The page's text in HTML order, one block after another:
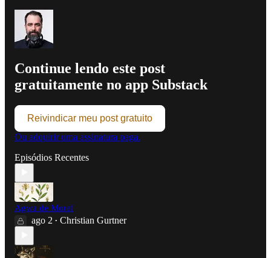
Continue lendo este post
gratuitamente no app Substack
Reivindicar meu post gratuito
Ou adquirir uma assinatura paga.
Episódios Recentes
Agwa de Morel
ago 2 • Christian Gurtner